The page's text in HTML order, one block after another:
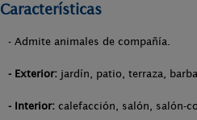
Características
- Admite animales de compañía.
- Exterior: jardín, patio, terraza,
- Interior: calefacción, salón, salón-